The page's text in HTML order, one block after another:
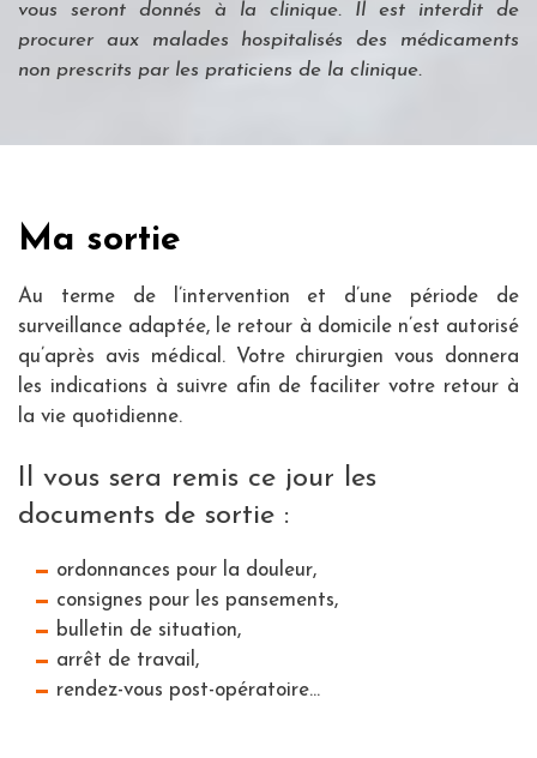
vous seront donnés à la clinique. Il est interdit de
procurer aux malades hospitalisés des médicaments
non prescrits par les praticiens de la clinique.
Ma sortie
Au terme de l’intervention et d’une période de
surveillance adaptée, le retour à domicile n’est autorisé
qu’après avis médical. Votre chirurgien vous donnera
les indications à suivre afin de faciliter votre retour à
la vie quotidienne.
Il vous sera remis ce jour les
documents de sortie :
ordonnances pour la douleur,
consignes pour les pansements,
bulletin de situation,
arrêt de travail,
rendez-vous post-opératoire...